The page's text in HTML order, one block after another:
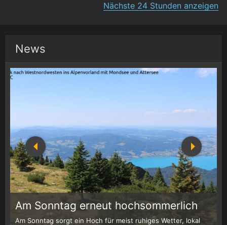
Nächste 24 Stunden anzeigen
News
Am Sonntag erneut hochsommerlich
Am Sonntag sorgt ein Hoch für meist ruhiges Wetter, lokal